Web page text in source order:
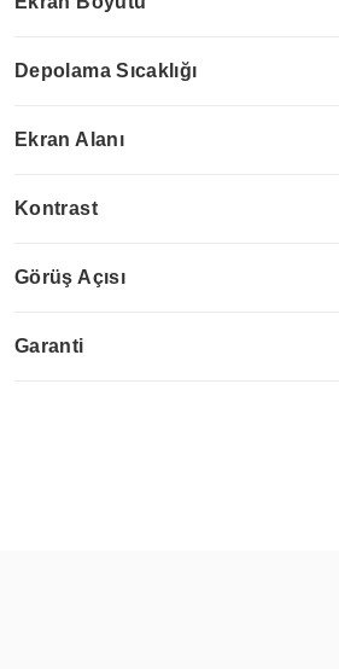
Depolama Sıcaklığı
Ekran Alanı
Kontrast
Görüş Açısı
Garanti